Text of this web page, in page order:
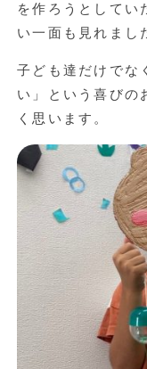
を作ろうとしてい
い一面も見れまし
子ども達だけでな
い」という喜びの
く思います。